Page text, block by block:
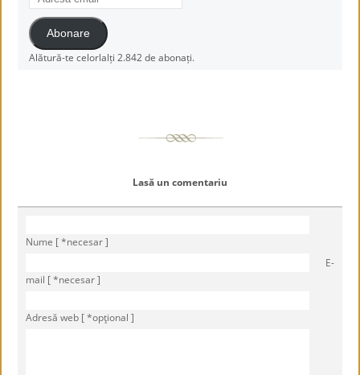
email
Abonare
Alătură-te celorlalți 2.842 de abonați.
Lasă un comentariu
Nume [ *necesar ]
E-
mail [ *necesar ]
Adresă web [ *opţional ]